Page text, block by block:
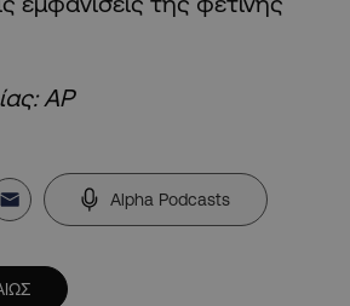
AP
Alpha Podcasts